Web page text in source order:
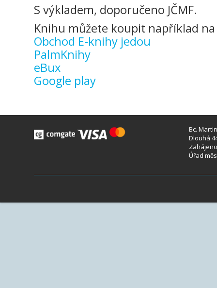
S výkladem, doporučeno JČMF.
Knihu můžete koupit například
Obchod E-knihy jedou
PalmKnihy
eBux
Google play
Bc.
Dlouhá
Úřad